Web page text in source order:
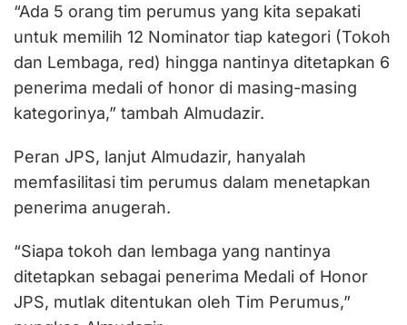
“Ada 5 orang tim perumus yang kita sepakati
untuk memilih 12 Nominator tiap kategori (Tokoh
dan Lembaga, red) hingga nantinya ditetapkan 6
penerima medali of honor di masing-masing
kategorinya,” tambah Almudazir.
Peran JPS, lanjut Almudazir, hanyalah
memfasilitasi tim perumus dalam menetapkan
penerima anugerah.
“Siapa tokoh dan lembaga yang nantinya
ditetapkan sebagai penerima Medali of Honor
JPS, mutlak ditentukan oleh Tim Perumus,”